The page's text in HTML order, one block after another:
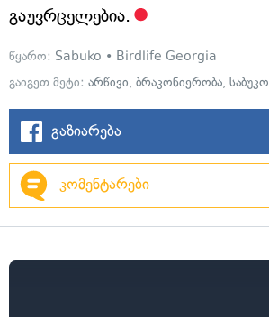
გაუვრცელებია.
წყარო: Sabuko • Birdlife Georgia
გაიგეთ მეტი: არწივი, ბრაკონიერობა, საბუკო
გაზიარება
კომენტარები